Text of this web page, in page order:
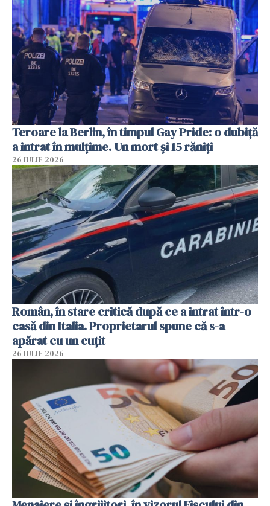
Teroare la Berlin, în timpul Gay Pride: o dubiță
a intrat în mulțime. Un mort și 15 răniți
26 IULIE 2026
Român, în stare critică după ce a intrat într-o
casă din Italia. Proprietarul spune că s-a
apărat cu un cuțit
26 IULIE 2026